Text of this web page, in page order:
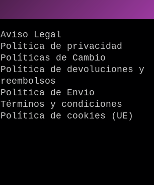
Aviso Legal
Política de privacidad
Políticas de Cambio
Política de devoluciones y
reembolsos
Politica de Envio
Términos y condiciones
Política de cookies (UE)